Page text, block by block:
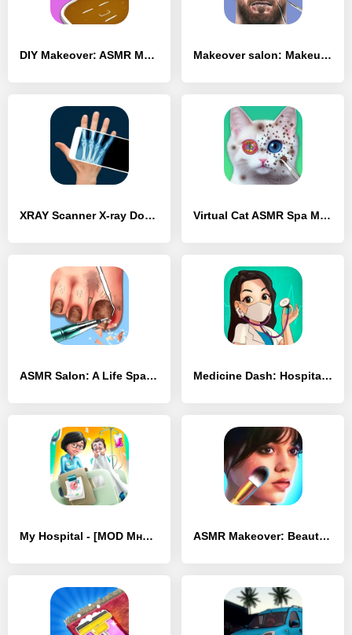
DIY Makeover: ASMR Mask 3D - [MOD Бесконечные монеты] Makeover salon: Makeup ASMR - [MOD Много монет]
XRAY Scanner X-ray Doctor Game - [MOD Много монет] Virtual Cat ASMR Spa Makeover - [MOD Бесконечные монеты]
ASMR Salon: A Life Spa - [MOD Бесконечные монеты] Medicine Dash: Hospital Game - [MOD Бесконечные деньги]
My Hospital - [MOD Много денег] ASMR Makeover: Beauty Salon - [MOD Много денег]